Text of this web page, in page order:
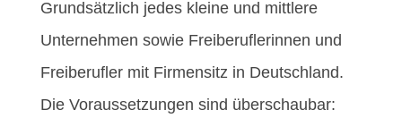
Grundsätzlich jedes kleine und mittlere
Unternehmen sowie Freiberuflerinnen und
Freiberufler mit Firmensitz in Deutschland.
Die Voraussetzungen sind überschaubar: